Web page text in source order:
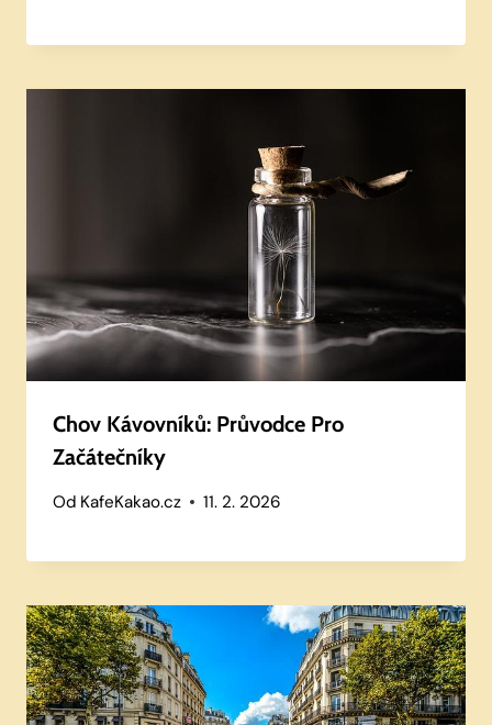
Chov Kávovníků: Průvodce Pro
Začátečníky
Od KafeKakao.cz 11. 2. 2026